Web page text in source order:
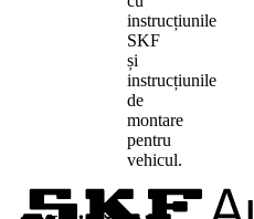
instrucțiunile
SKF
și
instrucțiunile
de
montare
pentru
vehicul.